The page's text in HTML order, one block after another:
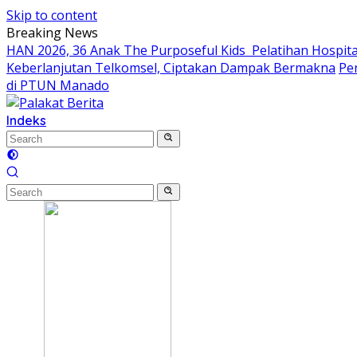
Skip to content
Breaking News
HAN 2026, 36 Anak The Purposeful Kids Pelatihan
Keberlanjutan Telkomsel, Ciptakan Dampak Bermakna
di PTUN Manado
Indeks